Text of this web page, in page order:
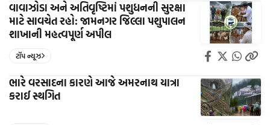
વાવાઝોડા અને અતિવૃષ્ટિમાં પશુધનની સુરક્ષા
માટે સાવચેત રહો: જામનગર જિલ્લા પશુપાલન
શાખાની મહત્વપૂર્ણ અપીલ
ટૉપ ન્યૂઝ
ભારે વરસાદના કારણે આજે અમરનાથ યાત્રા
કરાઈ સ્થગિત